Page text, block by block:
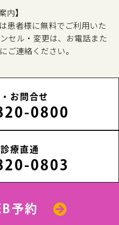
内】
患者様に無料でご利用いた
セル・変更は、お電話また
ご連絡ください。
お問合せ
0800
療直通
0803
予約